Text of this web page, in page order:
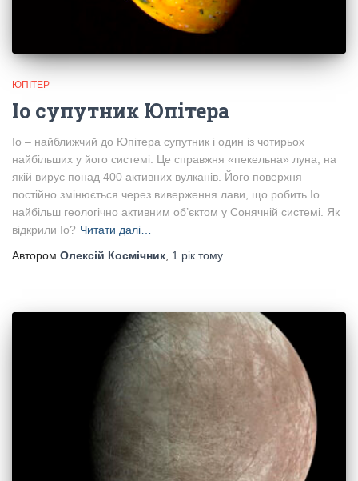
ЮПІТЕР
Іо супутник Юпітера
Іо – найближчий до Юпітера супутник і один із чотирьох
найбільших у його системі. Це справжня «пекельна» луна, на
якій вирує понад 400 активних вулканів. Його поверхня
постійно змінюється через виверження лави, що робить Іо
найбільш геологічно активним об’єктом у Сонячній системі. Як
відкрили Іо? Читати далі…
Автором Олексій Космічник 1 рік тому